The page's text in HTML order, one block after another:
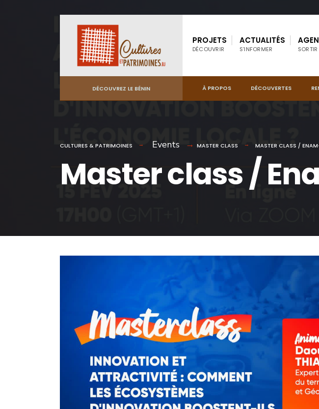
PROJETS
DÉCOUVRIR
ACTUALITÉS
S’INFORMER SORTIR
DÉCOUVREZ LE BÉNIN À PROPOS DÉCOUVERTES
CULTURES & PATRIMOINES Events MASTER CLASS MASTER CLASS /
Master class /